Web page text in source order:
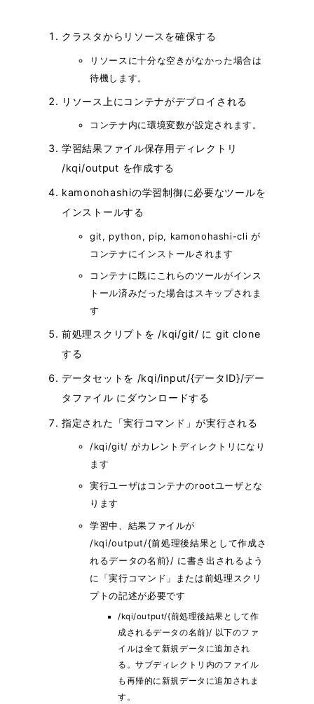
クラスタからリソースを確保する
リソースに十分な空きがなかった場合は
待機します。
リソース上にコンテナがデプロイされる
コンテナ内に環境変数が設定されます。
学習結果ファイル保存用ディレクトリ
/kqi/output を作成する
kamonohashiの学習制御に必要なツールを
インストールする
git, python, pip, kamonohashi-cli が
コンテナにインストールされます
コンテナに既にこれらのツールがインス
トール済みだった場合はスキップされま
す
前処理スクリプトを /kqi/git/ に git clone
する
データセットを /kqi/input/{データID}/デー
タファイル にダウンロードする
指定された「実行コマンド」が実行される
/kqi/git/ がカレントディレクトリになり
ます
実行ユーザはコンテナのrootユーザとな
ります
学習中、結果ファイルが
/kqi/output/{前処理後結果として作成さ
れるデータの名前}/ に書き出されるよう
に「実行コマンド」または前処理スクリ
プトの記述が必要です
/kqi/output/{前処理後結果として作
成されるデータの名前}/ 以下のファ
イルは全て新規データに追加され
る。サブディレクトリ内のファイル
も再帰的に新規データに追加されま
す。